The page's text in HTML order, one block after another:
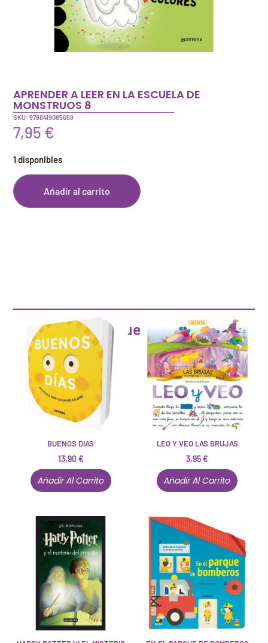
APRENDER A LEER EN LA ESCUELA DE
MONSTRUOS 8
SKU: 9788419085658
7,95 €
1 disponibles
Añadir al carrito
Artículos que pueden interesarte
BUENOS DIAS
13,90€
Añadir Al Carrito
LEO Y VEO LAS BRUJAS
3,95€
Añadir Al Carrito